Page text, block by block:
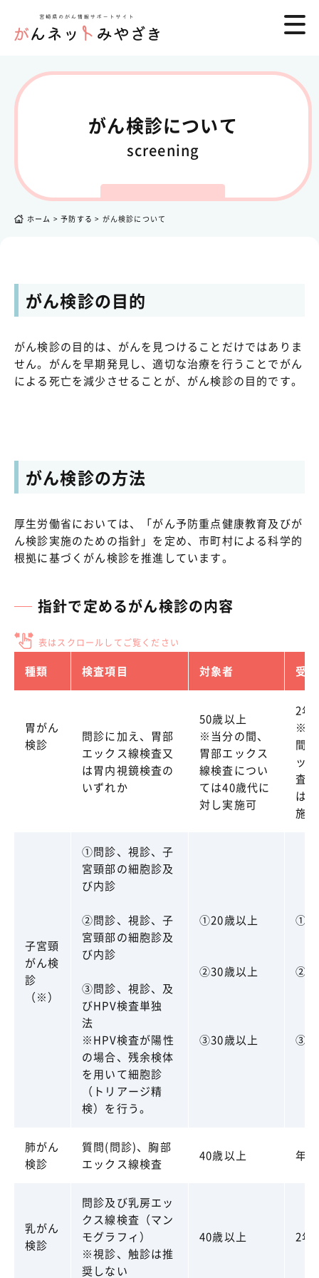
がん検診について
screening
ホーム >予防する > がん検診について
がん検診の目的
がん検診の目的は、がんを見つけることだけではありま
せん。がんを早期発見し、適切な治療を行うことでがん
による死亡を減少させることが、がん検診の目的です。
がん検診の方法
厚生労働省においては、「がん予防重点健康教育及びが
ん検診実施のための指針」を定め、市町村による科学的
根拠に基づくがん検診を推進しています。
指針で定めるがん検診の内容
種類 検査項目 対象者 受
胃がん
検診
問診に加え、胃部
エックス線検査又
は胃内視鏡検査の
いずれか
50歳以上
※当分の間、
胃部エックス
線検査につい
ては40歳代に
対し実施可
2年
※
間
ッ
査
は
施可
子宮頸
がん検
診
（※）
①問診、視診、子
宮頸部の細胞診及
び内診
②問診、視診、子
宮頸部の細胞診及
び内診
③問診、視診、及
びHPV検査単独
法
※HPV検査が陽性
の場合、残余検体
を用いて細胞診
（トリアージ精
検）を行う。
①20歳以上
②30歳以上
③30歳以上
①2
②2
③5
肺がん
検診
質問(問診)、胸部
エックス線検査
40歳以上 年1
乳がん
検診
問診及び乳房エッ
クス線検査（マン
モグラフィ）
※視診、触診は推
奨しない
40歳以上 2年